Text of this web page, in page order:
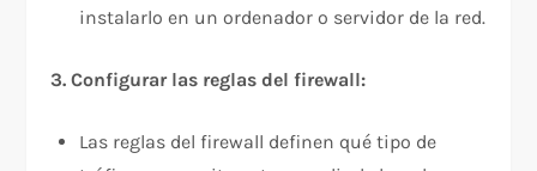
instalarlo en un ordenador o servidor de la red.
3. Configurar las reglas del firewall:
Las reglas del firewall definen qué tipo de